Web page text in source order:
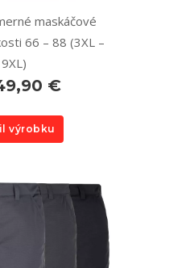
maskáčové
66 – 88 (3XL –
9XL)
€
výrobku